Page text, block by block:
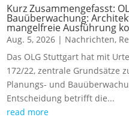
Kurz Zusammengefasst:
Bauüberwachung:
mangelfreie Ausführung
Aug. 5, 2026 | Nachrichten,
Das OLG Stuttgart hat mit
172/22, zentrale Grundsätze
Planungs- und
Entscheidung betrifft die...
read more